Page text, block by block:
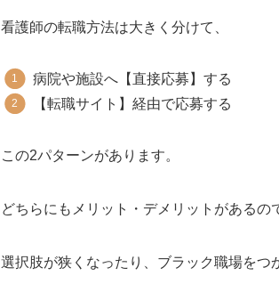
看護師の転職方法は大きく分けて、
病院や施設へ【直接応募】する
【転職サイト】経由で応募する
この2パターンがあります。
どちらにもメリット・デメリットがある
選択肢が狭くなったり、ブラック職場をつ